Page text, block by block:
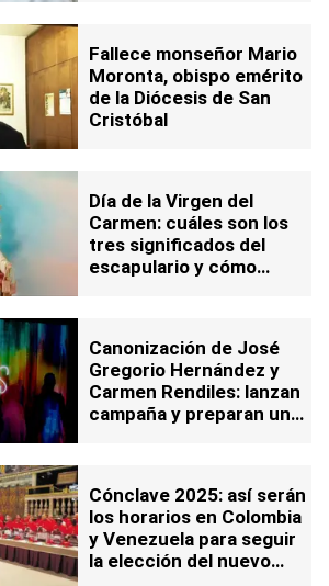
Fallece monseñor Mario
Moronta, obispo emérito
de la Diócesis de San
Cristóbal
Día de la Virgen del
Carmen: cuáles son los
tres significados del
escapulario y cómo
Canonización de José
Gregorio Hernández y
Carmen Rendiles: lanzan
campaña y preparan una
Cónclave 2025: así serán
los horarios en Colombia
y Venezuela para seguir
la elección del nuevo